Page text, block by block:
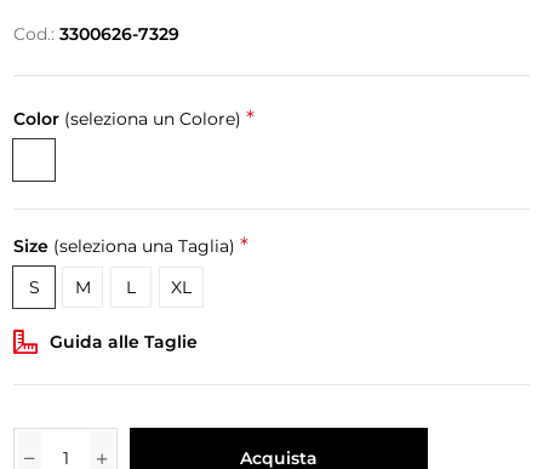
Cod.: 3300626-7329
Color (seleziona un Colore) *
Size (seleziona una Taglia) *
S M L XL
Guida alle Taglie
Acquista